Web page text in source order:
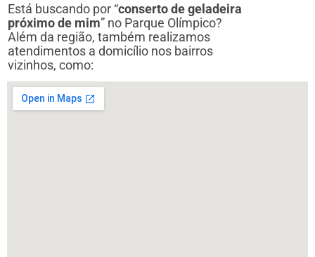
Está buscando por “conserto de geladeira
próximo de mim” no Parque Olímpico?
Além da região, também realizamos
atendimentos a domicílio nos bairros
vizinhos, como: